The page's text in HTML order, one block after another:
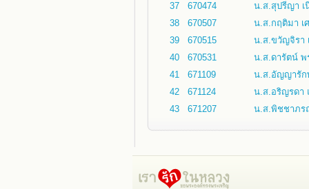
37
670474
น.ส.สุปรีญา เ
38
670507
น.ส.กฤติมา เ
39
670515
น.ส.ขวัญจิรา
40
670531
น.ส.ดารัตน์ พ
41
671109
น.ส.อัญญารัก
42
671124
น.ส.อริญรดา
43
671207 น.ส.พิชชาภร